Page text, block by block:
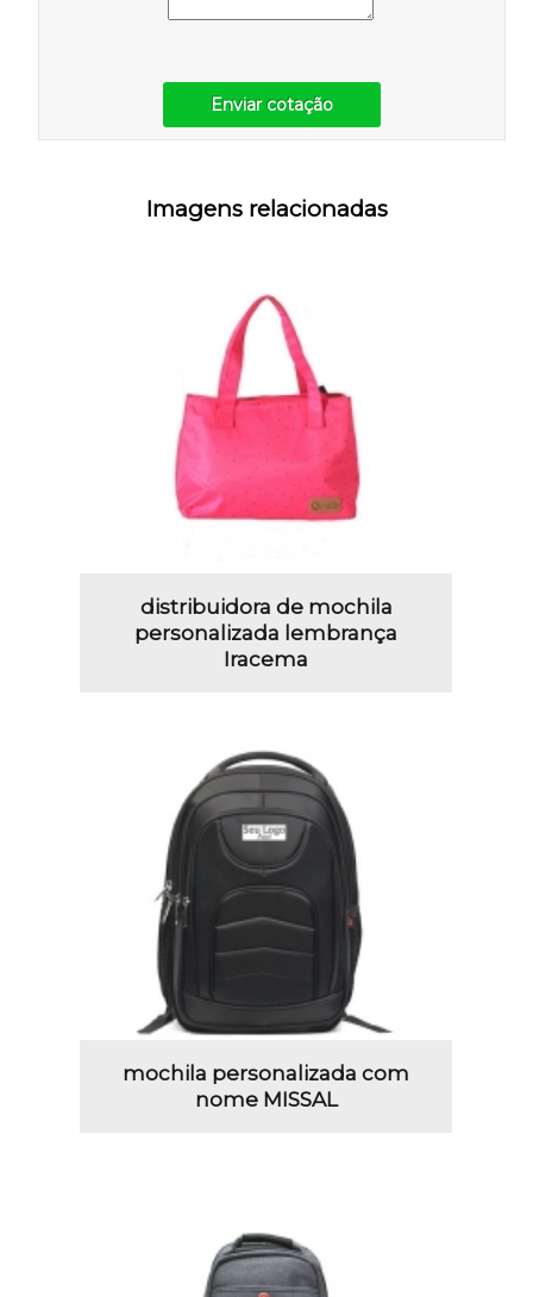
Enviar cotação
Imagens relacionadas
distribuidora de mochila
personalizada lembrança
Iracema
mochila personalizada com
nome MISSAL